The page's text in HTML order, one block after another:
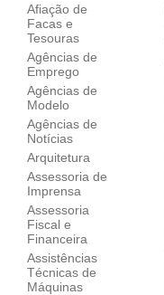
Afiação de
Facas e
Tesouras
Agências de
Emprego
Agências de
Modelo
Agências de
Notícias
Arquitetura
Assessoria de
Imprensa
Assessoria
Fiscal e
Financeira
Assistências
Técnicas de
Máquinas